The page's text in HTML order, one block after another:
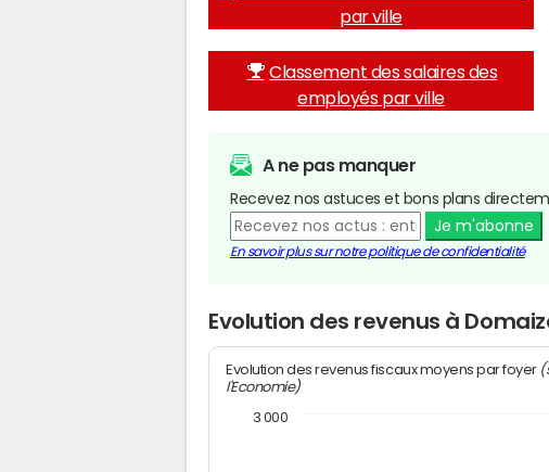
par ville
Classement des salaires des
employés par ville
A ne pas manquer
Recevez nos astuces et bons plans
Je m'abonne
En savoir plus sur notre politique de confidentialité
Evolution des revenus à
Evolution des revenus fiscaux moyens par foyer
l'Economie)
3 000